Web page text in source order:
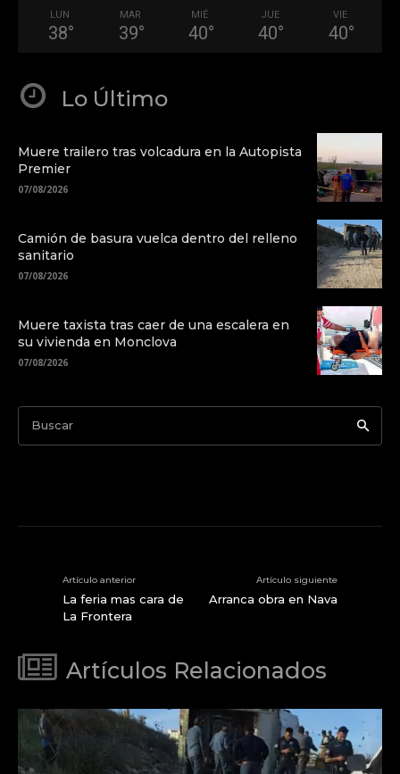
LUN
38°
MAR
39°
MIÉ
40°
JUE
40°
VIE
40°
Lo Último
Muere trailero tras volcadura en la Autopista
Premier
07/08/2026
Camión de basura vuelca dentro del relleno
sanitario
07/08/2026
Muere taxista tras caer de una escalera en
su vivienda en Monclova
07/08/2026
Buscar
Artículo anterior
La feria mas cara de
La Frontera
Artículo siguiente
Arranca obra en Nava
Artículos Relacionados